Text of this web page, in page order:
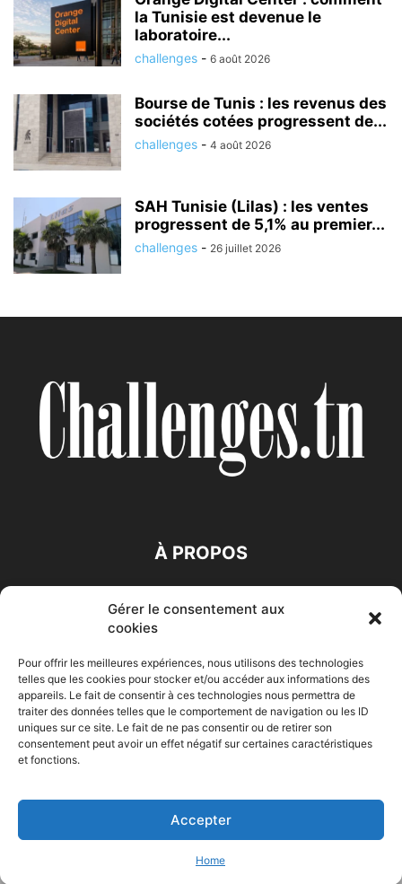
Gérer le consentement aux
cookies
Pour offrir les meilleures expériences, nous utilisons des technologies
telles que les cookies pour stocker et/ou accéder aux informations des
appareils. Le fait de consentir à ces technologies nous permettra de
traiter des données telles que le comportement de navigation ou les ID
uniques sur ce site. Le fait de ne pas consentir ou de retirer son
consentement peut avoir un effet négatif sur certaines caractéristiques
et fonctions.
Accepter
Home
la Tunisie est devenue le
laboratoire...
challenges - 6 août 2026
Bourse de Tunis : les revenus des
sociétés cotées progressent de...
challenges - 4 août 2026
SAH Tunisie (Lilas) : les ventes
progressent de 5,1% au premier...
challenges - 26 juillet 2026
À PROPOS
SUIVEZ NOUS
Accueil Economie Entreprises Entrepreneur Afrique
HIGH-TECH Auto-Moto